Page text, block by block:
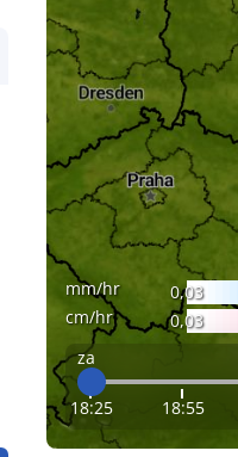
mm/hr 0,03
cm/hr
0,03
za
18:25 18:55